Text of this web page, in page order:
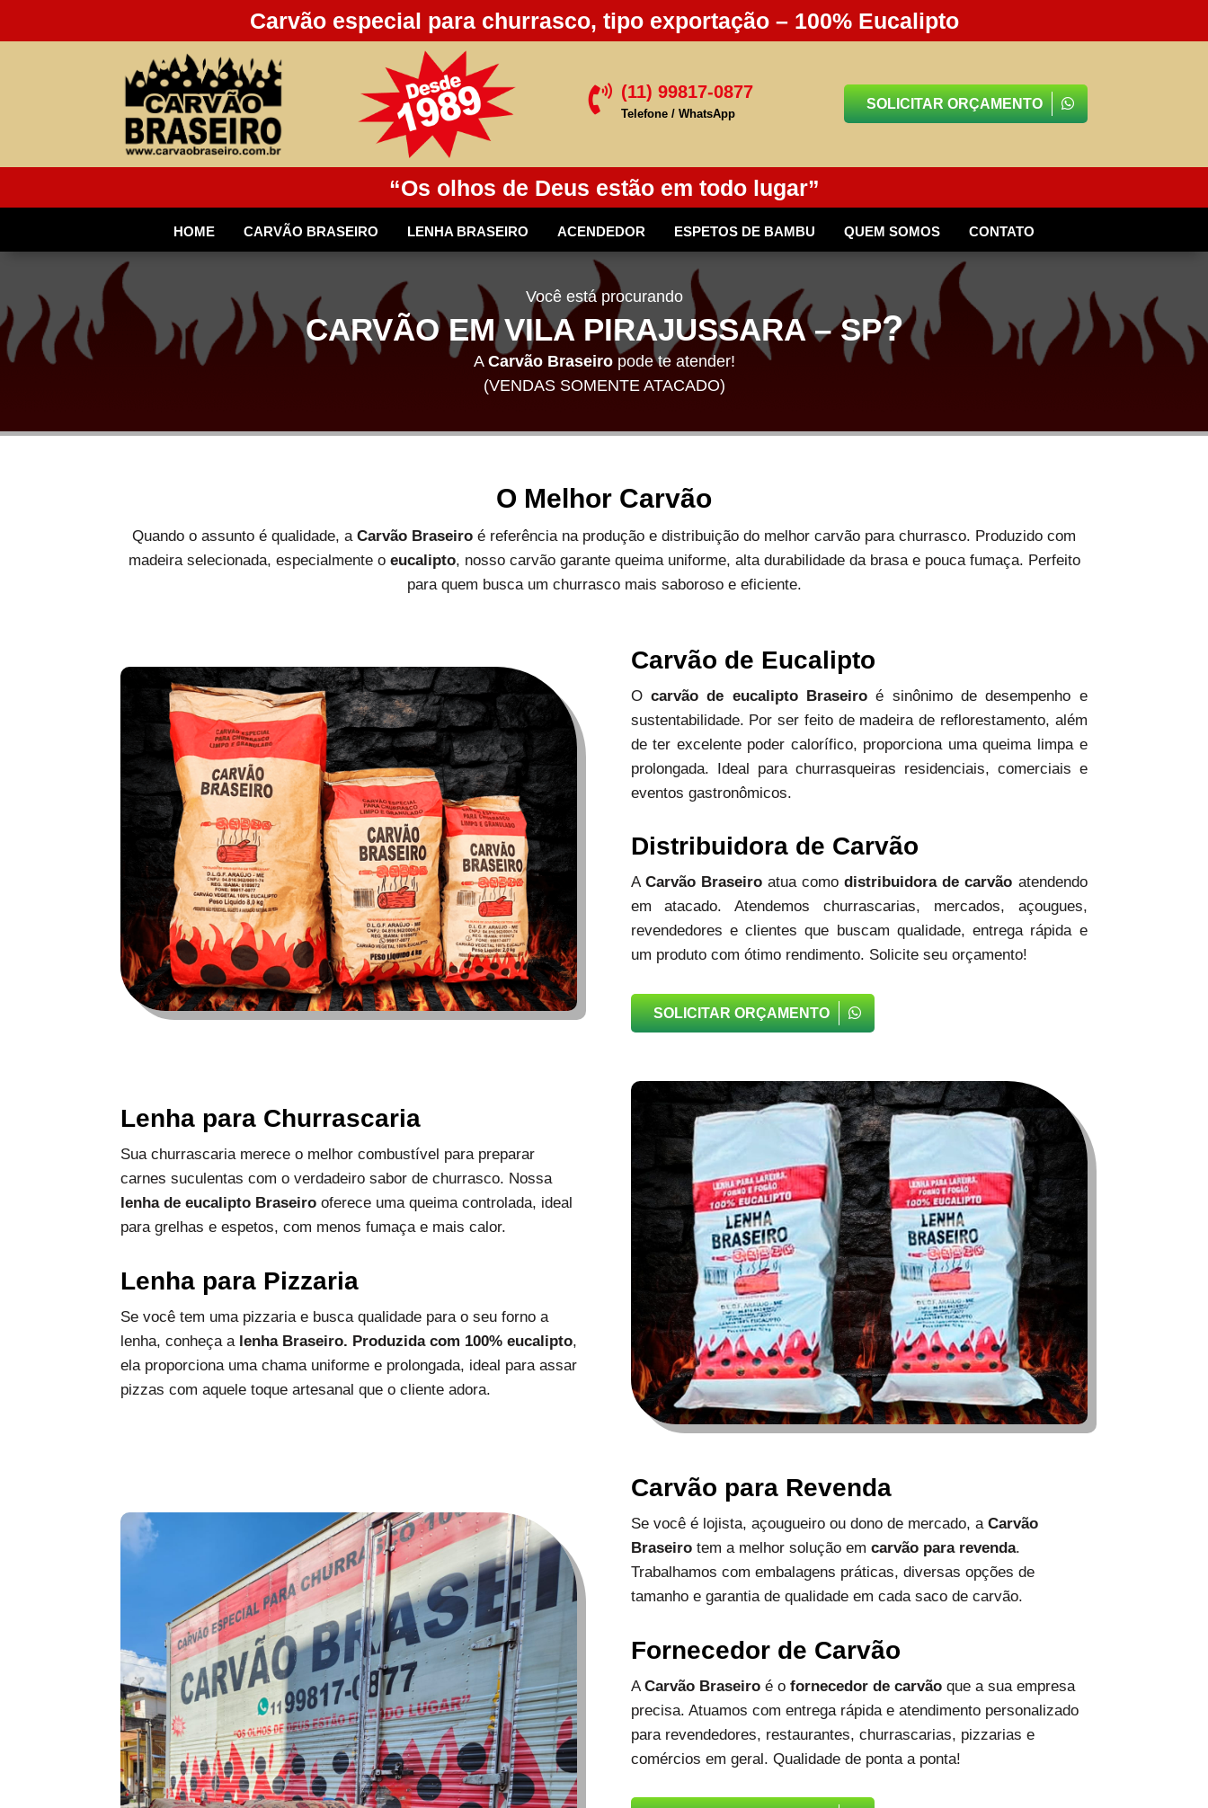
Carvão especial para churrasco, tipo exportação – 100% Eucalipto
 (11) 99817-0877
Telefone / WhatsApp
SOLICITAR ORÇAMENTO
“Os olhos de Deus estão em todo lugar”
HOME CARVÃO BRASEIRO LENHA BRASEIRO ACENDEDOR ESPETOS DE BAMBU QUEM SOMOS CONTATO
Você está procurando
CARVÃO EM VILA PIRAJUSSARA – SP?
A Carvão Braseiropode te atender!
(VENDAS SOMENTE ATACADO)
O Melhor Carvão
Quando o assunto é qualidade, a Carvão Braseiro é referência na produção e distribuição do melhor carvão para churrasco. Produzido com
madeira selecionada, especialmente o eucalipto, nosso carvão garante queima uniforme, alta durabilidade da brasa e pouca fumaça. Perfeito
para quem busca um churrasco mais saboroso e eficiente.
Carvão de Eucalipto
O carvão de eucalipto Braseiroé sinônimo de desempenho e
sustentabilidade. Por ser feito de madeira de reflorestamento, além
de ter excelente poder calorífico, proporciona uma queima limpa e
prolongada. Ideal para churrasqueiras residenciais, comerciais e
eventos gastronômicos.
Distribuidora de Carvão
A Carvão Braseiroatua comodistribuidora de carvão atendendo
em atacado. Atendemos churrascarias, mercados, açougues,
revendedores e clientes que buscam qualidade, entrega rápida e
um produto com ótimo rendimento. Solicite seu orçamento!
SOLICITAR ORÇAMENTO
Lenha para Churrascaria
Sua churrascaria merece o melhor combustível para preparar
carnes suculentas com o verdadeiro sabor de churrasco. Nossa
lenha de eucalipto Braseiro oferece uma queima controlada, ideal
para grelhas e espetos, com menos fumaça e mais calor.
Lenha para Pizzaria
Se você tem uma pizzaria e busca qualidade para o seu forno a
lenha, conheça a lenha Braseiro. Produzida com 100% eucalipto,
ela proporciona uma chama uniforme e prolongada, ideal para assar
pizzas com aquele toque artesanal que o cliente adora.
Carvão para Revenda
Se você é lojista, açougueiro ou dono de mercado, a Carvão
Braseirotem a melhor solução em carvão para revenda.
Trabalhamos com embalagens práticas, diversas opções de
tamanho e garantia de qualidade em cada saco de carvão.
Fornecedor de Carvão
A Carvão Braseiroé o fornecedor de carvãoque a sua empresa
precisa. Atuamos com entrega rápida e atendimento personalizado
para revendedores, restaurantes, churrascarias, pizzarias e
comércios em geral. Qualidade de ponta a ponta!